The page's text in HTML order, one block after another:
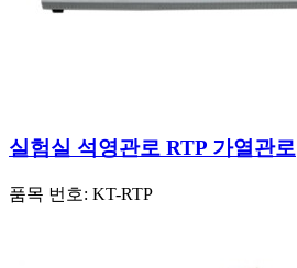
실험실 석영관로 RTP 가열관로
품목 번호: KT-RTP